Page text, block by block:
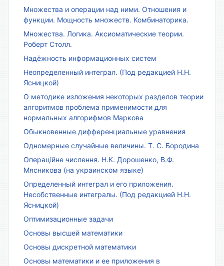
Множества и операции над ними. Отношения и
функции. Мощность множеств. Комбинаторика.
Множества. Логика. Аксиоматические теории.
Роберт Столл.
Надёжность информационных систем
Неопределенный интеграл. (Под редакцией Н.Н.
Ясницкой)
О методике изложения некоторых разделов теории
алгоритмов проблема применимости для
нормальных алгорифмов Маркова
Обыкновенные дифференциальные уравнения
Одномерные случайные величины. Т. С. Бородина
Операційне числення. Н.К. Дорошенко, В.Ф.
Мясникова (на украинском языке)
Определенный интеграл и его приложения.
Несобственные интегралы. (Под редакцией Н.Н.
Ясницкой)
Оптимизационные задачи
Основы высшей математики
Основы дискретной математики
Основы математики и ее приложения в